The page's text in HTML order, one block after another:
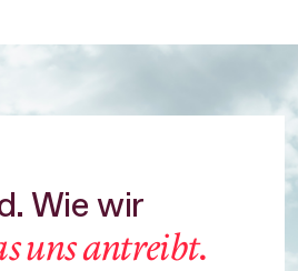
Wie wir
uns antreibt.